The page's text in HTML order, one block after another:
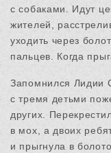
с собаками. Идут
жителей,
уходить через
пальцев. Когда
Запомнился Лидии
с тремя детьми
других.
в мох, а двоих
и прыгнула в болото.